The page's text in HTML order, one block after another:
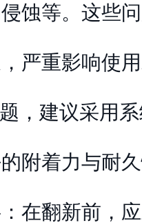
蚀等。这些
严重影响使
，建议采用
附着力与耐
在翻新前，